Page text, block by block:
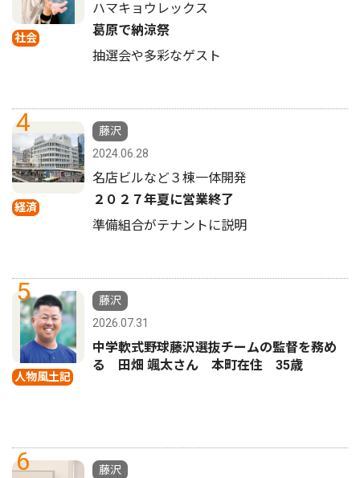
社会
ハマキョウレックス
葛原で納涼祭
抽選会や多彩なゲスト
4
経済
藤沢
2024.06.28
名店ビルなど３棟一体開発
２０２７年夏に営業終了
準備組合がテナントに説明
5
人物風土記
藤沢
2026.07.31
中学軟式野球藤沢選抜チームの監督を務め
る 田畑 颯太さん 本町在住 35歳
6
藤沢